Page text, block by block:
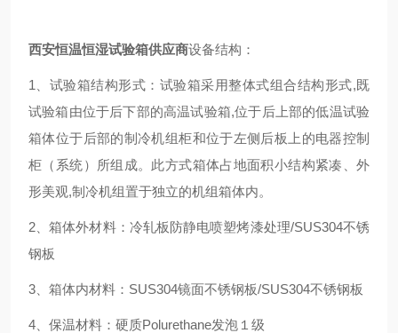
西安恒温恒湿试验箱供应商设备结构：
1、试验箱结构形式：试验箱采用整体式组合结构形式,既
试验箱由位于后下部的高温试验箱,位于后上部的低温试验
箱体位于后部的制冷机组柜和位于左侧后板上的电器控制
柜（系统）所组成。此方式箱体占地面积小结构紧凑、外
形美观,制冷机组置于独立的机组箱体内。
2、箱体外材料：冷轧板防静电喷塑烤漆处理/SUS304不锈
钢板
3、箱体内材料：SUS304镜面不锈钢板/SUS304不锈钢板
4、保温材料：硬质Polurethane发泡１级